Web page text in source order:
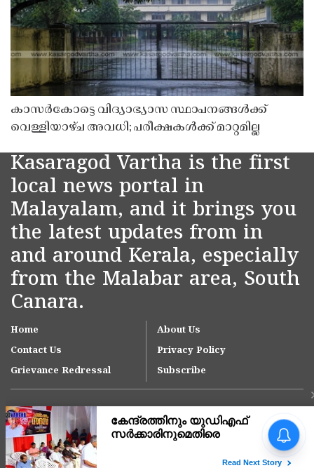
കാസർകോട്ടെ വിദ്യാഭ്യാസ സ്ഥാപനങ്ങൾക്ക്
വെള്ളിയാഴ്ച അവധി; പരീക്ഷകൾക്ക് മാറ്റമില്ല
Kasaragod Vartha is the first
local news portal in
Malayalam, and it brings you
the latest updates from in
and around Kerala, especially
from the Malabar area, South
Canara.
Home
About Us
Contact Us
Privacy Policy
Grievance Redressal
Subscribe